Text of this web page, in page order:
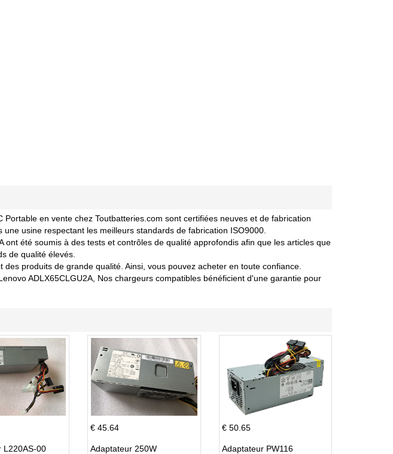
Portable en vente chez Toutbatteries.com sont certifiées neuves et de fabrication
usine respectant les meilleurs standards de fabrication ISO9000.
ont été soumis à des tests et contrôles de qualité approfondis afin que les articles que
de qualité élevés.
produits de grande qualité. Ainsi, vous pouvez acheter en toute confiance.
ADLX65CLGU2A, Nos chargeurs compatibles bénéficient d'une garantie pour
L220AS-00
€ 45.64
Adaptateur 250W
€ 50.65
Adaptateur PW116